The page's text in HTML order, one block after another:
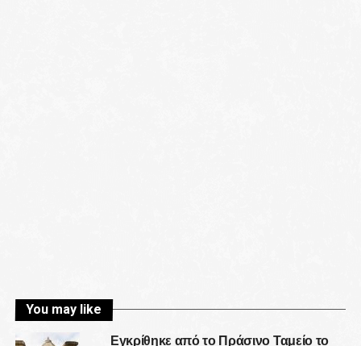
You may like
Εγκρίθηκε από το Πράσινο Ταμείο το